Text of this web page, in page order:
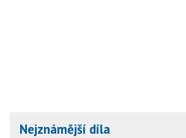
Nejznámější díla